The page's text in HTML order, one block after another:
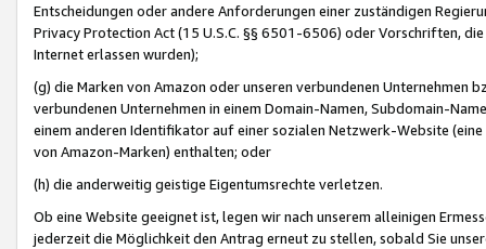
Entscheidungen oder andere Anforderungen einer zuständigen
Privacy Protection Act (15 U.S.C. §§ 6501-6506) oder Vorschriften,
Internet erlassen wurden);
(g) die Marken von Amazon oder unseren verbundenen Unternehmen
verbundenen Unternehmen in einem Domain-Namen, Subdomain-
einem anderen Identifikator auf einer sozialen Netzwerk-Website
von Amazon-Marken) enthalten; oder
(h) die anderweitig geistige Eigentumsrechte verletzen.
Ob eine Website geeignet ist, legen wir nach unserem alleinigen
jederzeit die Möglichkeit den Antrag erneut zu stellen, sobald Sie